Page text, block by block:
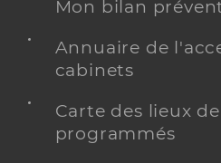
Mon bilan
Annuaire de
cabinets
Carte des lieux
programmés